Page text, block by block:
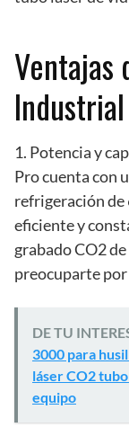
Ventajas
1. Potencia y
Pro cuenta con
refrigeración de
eficiente y
grabado CO2
preocuparte
DE TU
3000 para
láser CO2
equipo